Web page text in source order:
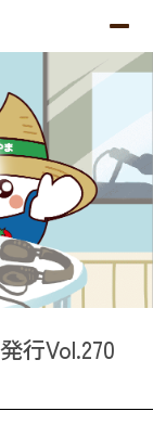
行Vol.270